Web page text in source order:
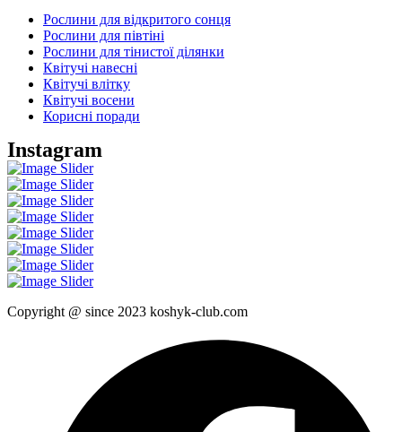
Рослини для відкритого сонця
Рослини для півтіні
Рослини для тінистої ділянки
Квітучі навесні
Квітучі влітку
Квітучі восени
Корисні поради
Instagram
Copyright @ since 2023 koshyk-club.com